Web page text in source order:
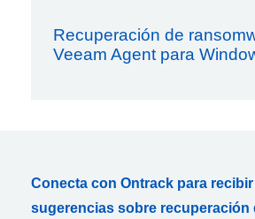
Recuperación de
Veeam Agent para
Conecta con Ontrack para
sugerencias sobre recuperación